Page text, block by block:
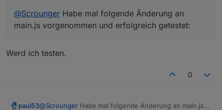
@Scrounger Habe mal folgende Änderung an
main.js vorgenommen und erfolgreich getestet:
Werd ich testen.
0
paul53@Scrounger Habe mal folgende Änderung an main.js